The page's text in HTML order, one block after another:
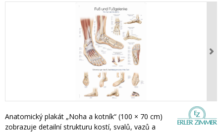
Anatomický plakát „Noha a kotník“ (100 × 70 cm)
zobrazuje detailní strukturu kostí, svalů, vazů a